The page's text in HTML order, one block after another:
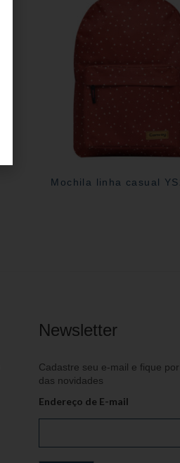
Mochila linha casual
Newsletter
Cadastre seu e-mail e fique
das novidades
Endereço de E-mail